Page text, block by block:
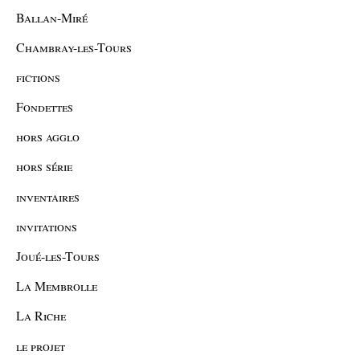
Ballan-Miré
Chambray-les-Tours
fictions
Fondettes
hors agglo
hors série
inventaires
invitations
Joué-les-Tours
La Membrolle
La Riche
le projet